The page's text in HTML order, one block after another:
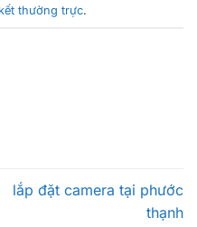
thường trực.
lắp đặt camera tại phước
thạnh